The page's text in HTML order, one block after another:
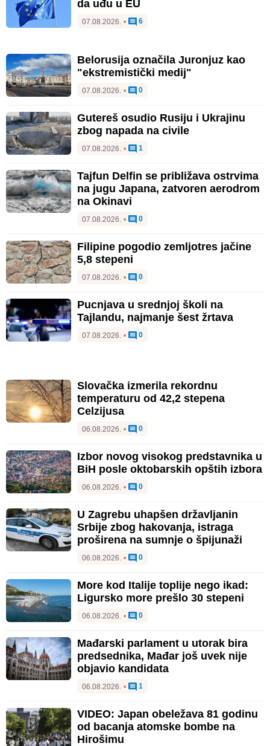
da uđu u EU
07.08.2026. • 6
Belorusija označila Juronjuz kao
"ekstremistički medij"
07.08.2026. • 0
Gutereš osudio Rusiju i Ukrajinu
zbog napada na civile
07.08.2026. • 1
Tajfun Delfin se približava ostrvima
na jugu Japana, zatvoren aerodrom
na Okinavi
07.08.2026. • 0
Filipine pogodio zemljotres jačine
5,8 stepeni
07.08.2026. • 0
Pucnjava u srednjoj školi na
Tajlandu, najmanje šest žrtava
07.08.2026. • 0
Slovačka izmerila rekordnu
temperaturu od 42,2 stepena
Celzijusa
06.08.2026. • 0
Izbor novog visokog predstavnika u
BiH posle oktobarskih opštih izbora
06.08.2026. • 0
U Zagrebu uhapšen državljanin
Srbije zbog hakovanja, istraga
proširena na sumnje o špijunaži
06.08.2026. • 0
More kod Italije toplije nego ikad:
Ligursko more prešlo 30 stepeni
06.08.2026. • 0
Mađarski parlament u utorak bira
predsednika, Mađar još uvek nije
objavio kandidata
06.08.2026. • 1
VIDEO: Japan obeležava 81 godinu
od bacanja atomske bombe na
Hirošimu